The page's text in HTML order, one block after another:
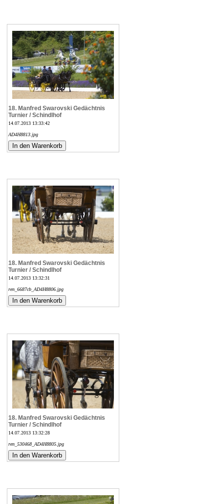
18. Manfred Swarovski Gedächtnis
Turnier / Schindlhof
14.07.2013 13:33:42
AD4H8813.jpg
18. Manfred Swarovski Gedächtnis
Turnier / Schindlhof
14.07.2013 13:32:31
ren_6687cb_AD4H8806.jpg
18. Manfred Swarovski Gedächtnis
Turnier / Schindlhof
14.07.2013 13:32:28
ren_530468_AD4H8805.jpg